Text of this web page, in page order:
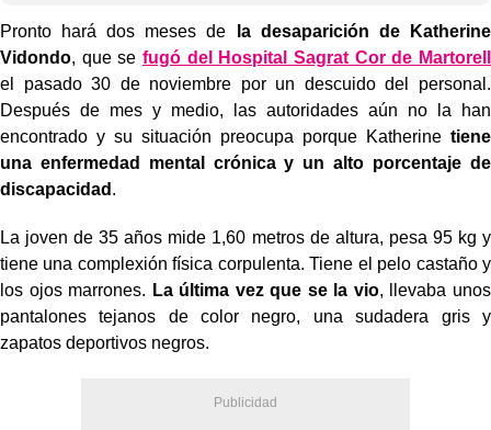
Pronto hará dos meses de
la desaparición de Katherine
Vidondo, que se fugó del Hospital Sagrat Cor de Martorell
el pasado 30 de noviembre por un descuido del personal.
Después de mes y medio, las autoridades aún no la han
encontrado y su situación preocupa porque Katherine tiene
una enfermedad mental crónica y un alto porcentaje de
discapacidad .
La joven de 35 años mide 1,60 metros de altura, pesa 95 kg y
tiene una complexión física corpulenta. Tiene el pelo castaño y
los ojos marrones. La última vez que se la vio, llevaba unos
pantalones tejanos de color negro, una sudadera gris y
zapatos deportivos negros.